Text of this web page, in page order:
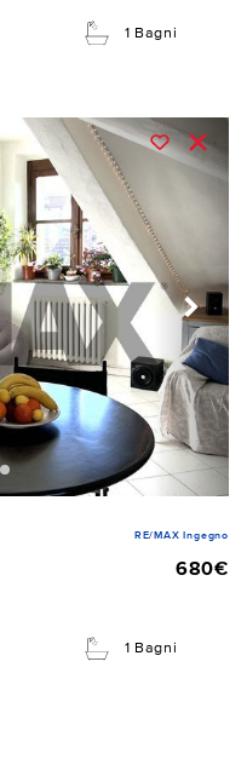
1 Bagni
RE/MAX Ingegno
680€
1 Bagni